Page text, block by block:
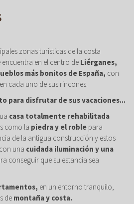
zonas turísticas de la costa
en el centro de Liérganes,
más bonitos de España, con
cada uno de sus rincones.
para disfrutar de sus vacaciones...
casa totalmente rehabilitada
como la piedra y el roble para
de la antigua construcción y estos
una cuidada iluminación y una
conseguir que su estancia sea
en un entorno tranquilo,
de montaña y costa.